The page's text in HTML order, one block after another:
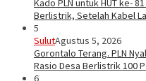
Kado PLN untuk HUT ke-
Berlistrik, Setelah Kabel
5
SulutAgustus 5, 2026
Gorontalo Terang. PLN
Rasio Desa Berlistrik 100
6